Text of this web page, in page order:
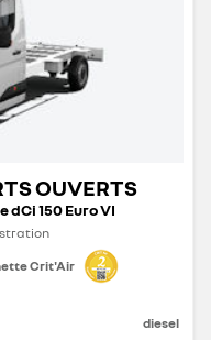
OUVERTS
dCi 150 Euro VI
Crit'Air
diesel